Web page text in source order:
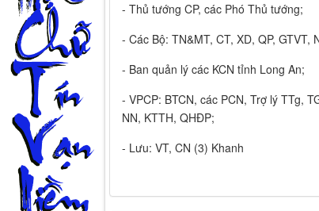
- Thủ tướng CP, các Phó Thủ tướng;
- Các Bộ: TN&MT, CT, XD, QP, GTVT,
- Ban quản lý các KCN tỉnh Long An;
- VPCP: BTCN, các PCN, Trợ lý TTg,
NN, KTTH, QHĐP;
- Lưu: VT, CN (3) Khanh